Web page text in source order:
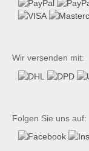
Wir versenden mit:
Folgen Sie uns auf: